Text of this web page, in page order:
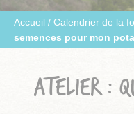
Accueil / Calendrier de la
semences pour mon
ATELIER :